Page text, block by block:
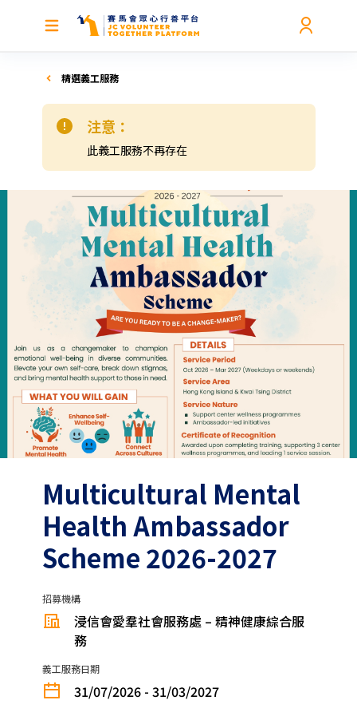
精選義工服務
注意：
此義工服務不再存在
Multicultural Mental
Health Ambassador
Scheme 2026-2027
招募機構
浸信會愛羣社會服務處 – 精神健康綜合服
務
義工服務日期
31/07/2026 - 31/03/2027